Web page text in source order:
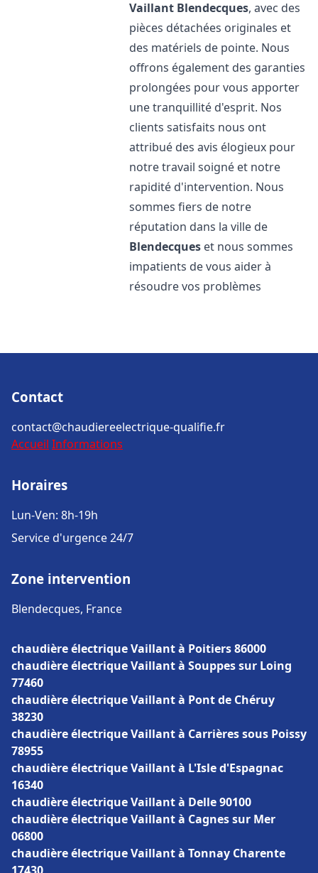
Vaillant Blendecques, avec des
pièces détachées originales et
des matériels de pointe. Nous
offrons également des garanties
prolongées pour vous apporter
une tranquillité d'esprit. Nos
clients satisfaits nous ont
attribué des avis élogieux pour
notre travail soigné et notre
rapidité d'intervention. Nous
sommes fiers de notre
réputation dans la ville de
Blendecques et nous sommes
impatients de vous aider à
résoudre vos problèmes
Contact
contact@chaudiereelectrique-qualifie.fr
Accueil Informations
Horaires
Lun-Ven: 8h-19h
Service d'urgence 24/7
Zone intervention
Blendecques, France
chaudière électrique Vaillant à Poitiers 86000
chaudière électrique Vaillant à Souppes sur Loing
77460
chaudière électrique Vaillant à Pont de Chéruy
38230
chaudière électrique Vaillant à Carrières sous Poissy
78955
chaudière électrique Vaillant à L'Isle d'Espagnac
16340
chaudière électrique Vaillant à Delle 90100
chaudière électrique Vaillant à Cagnes sur Mer
06800
chaudière électrique Vaillant à Tonnay Charente